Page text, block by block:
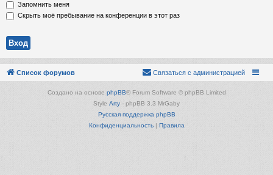
Запомнить меня
Скрыть моё пребывание на конференции в этот раз
Список форумов Связаться с администрацией
Создано на основе phpBB® Forum Software © phpBB Limited
Style Arty - phpBB 3.3 MrGaby
Русская поддержка phpBB
Конфиденциальность| Правила